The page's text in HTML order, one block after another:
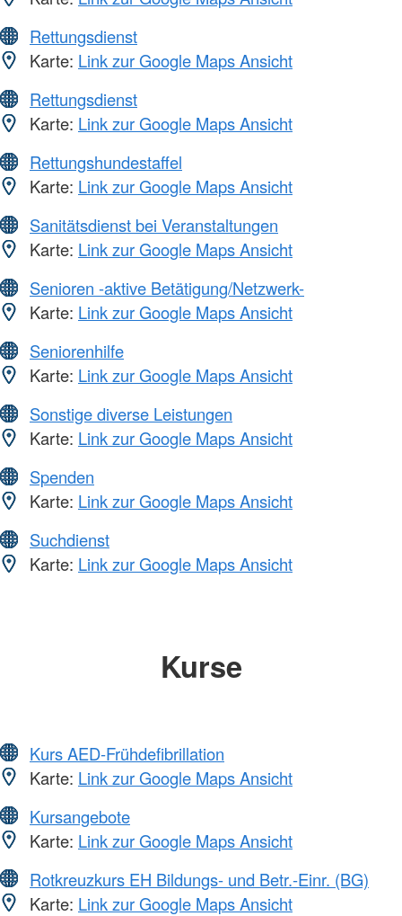
Rettungsdienst
Karte: Link zur Google Maps Ansicht
Rettungsdienst
Karte: Link zur Google Maps Ansicht
Rettungshundestaffel
Karte: Link zur Google Maps Ansicht
Sanitätsdienst bei Veranstaltungen
Karte: Link zur Google Maps Ansicht
Senioren -aktive Betätigung/Netzwerk-
Karte: Link zur Google Maps Ansicht
Seniorenhilfe
Karte: Link zur Google Maps Ansicht
Sonstige diverse Leistungen
Karte: Link zur Google Maps Ansicht
Spenden
Karte: Link zur Google Maps Ansicht
Suchdienst
Karte: Link zur Google Maps Ansicht
Kurse
Kurs AED-Frühdefibrillation
Karte: Link zur Google Maps Ansicht
Kursangebote
Karte: Link zur Google Maps Ansicht
Rotkreuzkurs EH Bildungs- und Betr.-Einr. (BG)
Karte: Link zur Google Maps Ansicht